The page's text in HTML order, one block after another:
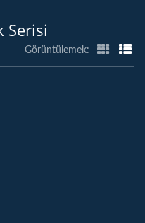
Serisi
Görüntülemek: